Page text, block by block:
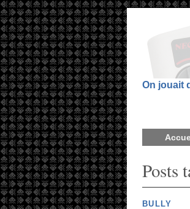
On jouait
Posts
BULLY